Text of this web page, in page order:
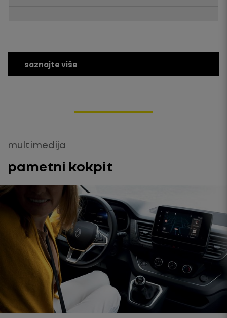
saznajte više
multimedija
pametni kokpit